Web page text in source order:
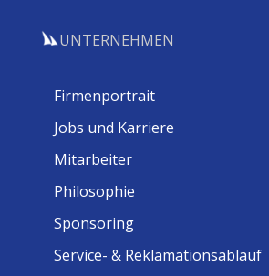
UNTERNEHMEN
Firmenportrait
Jobs und Karriere
Mitarbeiter
Philosophie
Sponsoring
Service- & Reklamationsablauf